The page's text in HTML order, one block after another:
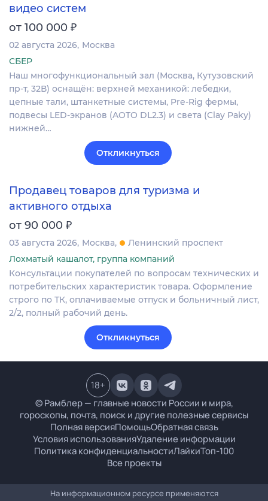
видео систем
от 100 000 ₽
02 августа 2026 Москва
СБЕР
Наш многофункциональный зал (Москва, Кутузовский
пр-т, 32В) оснащён: верхней механикой: лебедки,
цепные тали, штанкетные системы, Pre-Rig фермы,
подвесы LED-экранов (AOTO DL2.3) и света (Clay Paky)
нижней…
Откликнуться
Продавец товаров для туризма и
активного отдыха
от 90 000 ₽
03 августа 2026 Москва
Ленинский проспект
Лохматый кашалот, группа компаний
Консультации покупателей по вопросам технических и
потребительских характеристик товара. Оформление
строго по ТК, оплачиваемые отпуск и больничный лист,
2/2, полный рабочий день.
Откликнуться
© Рамблер — главные новости России и мира,
гороскопы, почта, поиск и другие полезные сервисы
Полная версияПомощьОбратная связь
Условия использованияУдаление информации
Политика конфиденциальностиЛайкиТоп-100
Все проекты
18+
На информационном ресурсе применяются